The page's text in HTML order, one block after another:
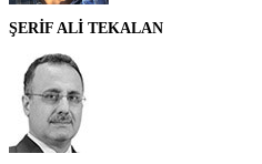
ŞERİF ALİ TEKALAN